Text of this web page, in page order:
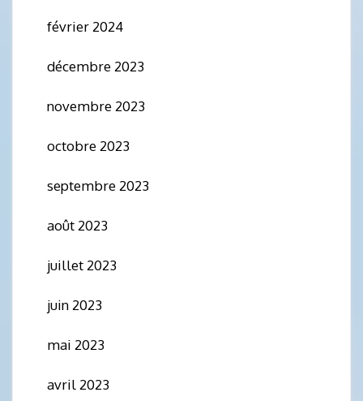
février 2024
décembre 2023
novembre 2023
octobre 2023
septembre 2023
août 2023
juillet 2023
juin 2023
mai 2023
avril 2023